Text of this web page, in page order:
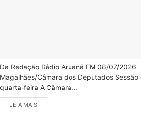
Da Redação Rádio Aruanã FM 08/07/
Magalhães/Câmara dos Deputados Sessão
quarta-feira A Câmara...
LEIA MAIS